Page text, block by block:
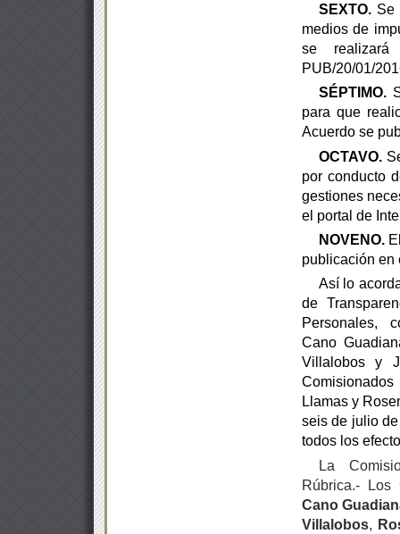
SEXTO.Se
medios de
se
PUB/20/01/
SÉPTIMO.
para que
Acuerdo se
OCTAVO.
por conducto
gestiones
el portal de
NOVENO.
publicación en
Así lo
de
Cano
Villalobos y
Llamas y
seis de julio
todos los
La
Rúbrica.-
Cano
Villalobos,